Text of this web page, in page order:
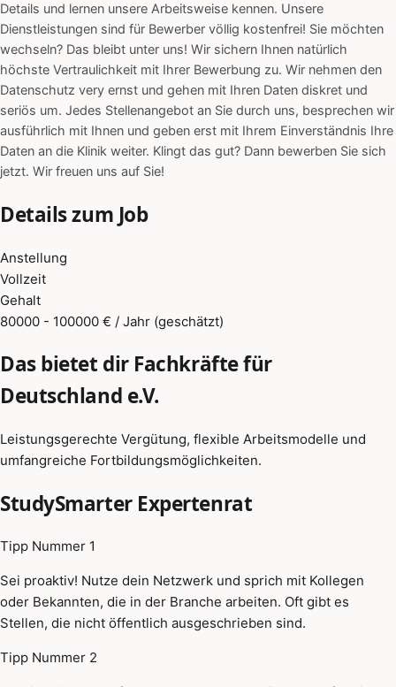
Details und lernen unsere Arbeitsweise kennen. Unsere
Dienstleistungen sind für Bewerber völlig kostenfrei! Sie möchten
wechseln? Das bleibt unter uns! Wir sichern Ihnen natürlich
höchste Vertraulichkeit mit Ihrer Bewerbung zu. Wir nehmen den
Datenschutz very ernst und gehen mit Ihren Daten diskret und
seriös um. Jedes Stellenangebot an Sie durch uns, besprechen wir
ausführlich mit Ihnen und geben erst mit Ihrem Einverständnis Ihre
Daten an die Klinik weiter. Klingt das gut? Dann bewerben Sie sich
jetzt. Wir freuen uns auf Sie!
Details zum Job
Anstellung
Vollzeit
Gehalt
80000 - 100000 € / Jahr (geschätzt)
Das bietet dir Fachkräfte für
Deutschland e.V.
Leistungsgerechte Vergütung, flexible Arbeitsmodelle und
umfangreiche Fortbildungsmöglichkeiten.
StudySmarter Expertenrat
Tipp Nummer 1
Sei proaktiv! Nutze dein Netzwerk und sprich mit Kollegen
oder Bekannten, die in der Branche arbeiten. Oft gibt es
Stellen, die nicht öffentlich ausgeschrieben sind.
Tipp Nummer 2